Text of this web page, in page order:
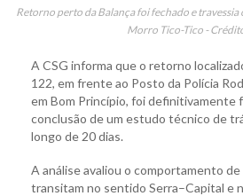
Retorno perto da Balança foi fechado e
Morro Tico-Tico -
A CSG informa que o retorno
122, em frente ao Posto da Polícia
em Bom Princípio, foi definitivamente
conclusão de um estudo técnico de
longo de 20 dias.
A análise avaliou o comportamento
transitam no sentido Serra–Capital e